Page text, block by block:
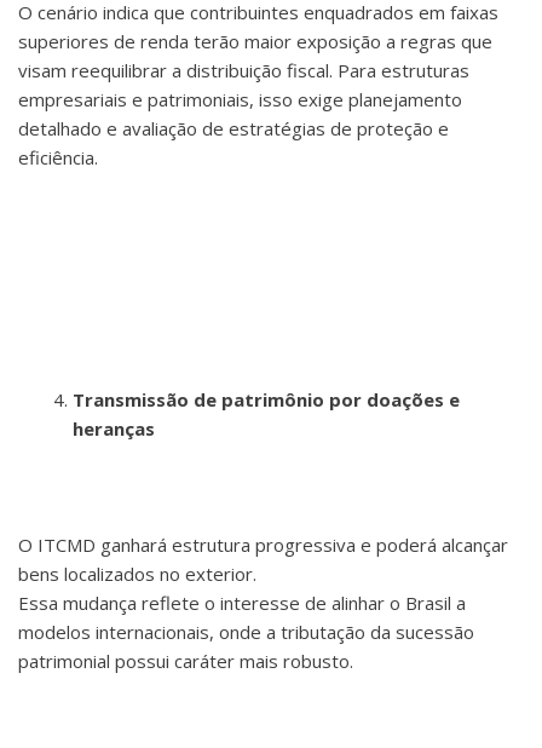
O cenário indica que contribuintes enquadrados em faixas
superiores de renda terão maior exposição a regras que
visam reequilibrar a distribuição fiscal. Para estruturas
empresariais e patrimoniais, isso exige planejamento
detalhado e avaliação de estratégias de proteção e
eficiência.
Transmissão de patrimônio por doações e
heranças
O ITCMD ganhará estrutura progressiva e poderá alcançar
bens localizados no exterior.
Essa mudança reflete o interesse de alinhar o Brasil a
modelos internacionais, onde a tributação da sucessão
patrimonial possui caráter mais robusto.